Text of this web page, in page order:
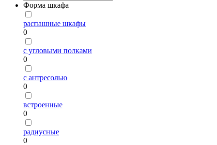
Форма шкафа
распашные шкафы
0
с угловыми полками
0
с антресолью
0
встроенные
0
радиусные
0